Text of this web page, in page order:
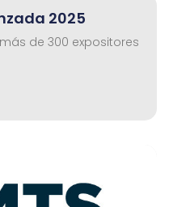
2025
de 300 expositores